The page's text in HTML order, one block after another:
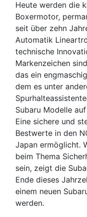
Heute werden die
Boxermotor,
seit über zehn
Automatik
technische
Markenzeichen
das ein
dem es unter
Subaru Modelle
Eine sichere und
Bestwerte in den
Japan ermöglicht.
beim Thema
sein, zeigt die
Ende dieses
einem neuen
werden.